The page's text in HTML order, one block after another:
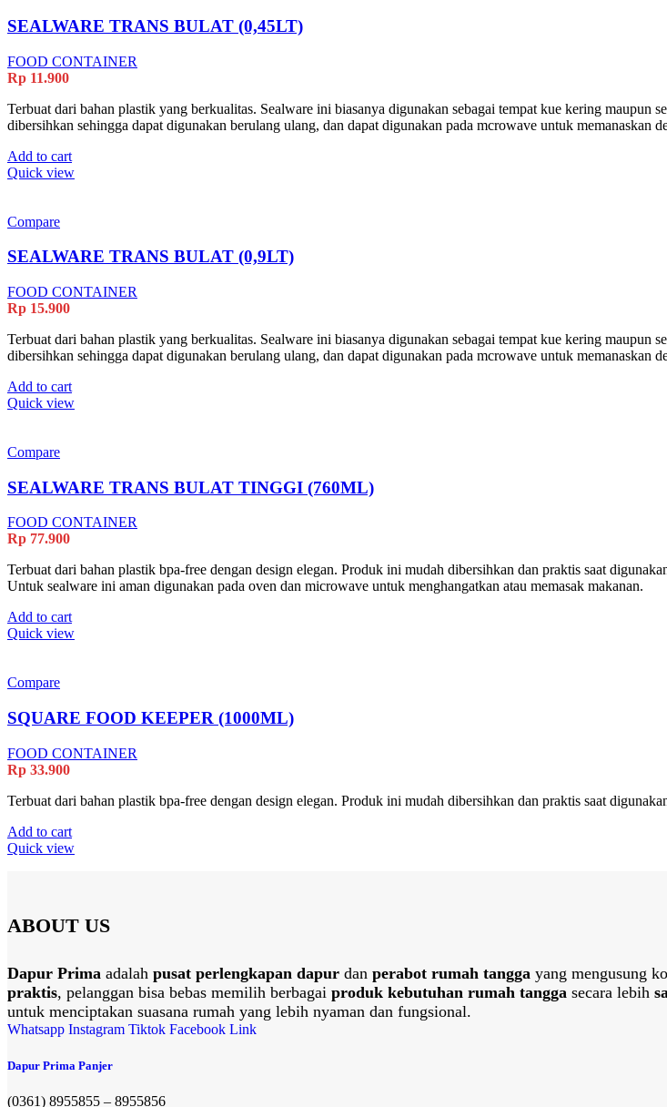
SEALWARE TRANS BULAT (0,45LT)
FOOD CONTAINER
Rp 11.900
Terbuat dari bahan plastik yang berkualitas. Sealware ini biasanya digunakan sebagai tempat kue kering maupun
dibersihkan sehingga dapat digunakan berulang ulang, dan dapat digunakan pada mcrowave untuk memanaskan
Add to cart
Quick view
Compare
SEALWARE TRANS BULAT (0,9LT)
FOOD CONTAINER
Rp 15.900
Terbuat dari bahan plastik yang berkualitas. Sealware ini biasanya digunakan sebagai tempat kue kering maupun
dibersihkan sehingga dapat digunakan berulang ulang, dan dapat digunakan pada mcrowave untuk memanaskan
Add to cart
Quick view
Compare
SEALWARE TRANS BULAT TINGGI (760ML)
FOOD CONTAINER
Rp 77.900
Terbuat dari bahan plastik bpa-free dengan design elegan. Produk ini mudah dibersihkan dan praktis saat
Untuk sealware ini aman digunakan pada oven dan microwave untuk menghangatkan atau memasak makanan.
Add to cart
Quick view
Compare
SQUARE FOOD KEEPER (1000ML)
FOOD CONTAINER
Rp 33.900
Terbuat dari bahan plastik bpa-free dengan design elegan. Produk ini mudah dibersihkan dan praktis saat
Add to cart
Quick view
ABOUT US
Dapur Prima adalah pusat perlengkapan dapur dan perabot rumah tangga yang mengusung
praktis, pelanggan bisa bebas memilih berbagai produk kebutuhan rumah tangga secara lebih
untuk menciptakan suasana rumah yang lebih nyaman dan fungsional.
Whatsapp Instagram Tiktok Facebook Link
Dapur Prima Panjer
(0361) 8955855 – 8955856​